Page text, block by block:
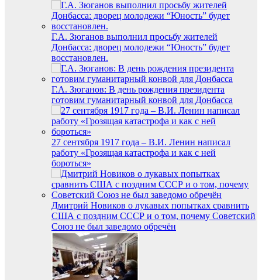
Г.А. Зюганов выполнил просьбу жителей
Донбасса: дворец молодежи “Юность” будет
восстановлен.
Г.А. Зюганов: В день рождения президента
готовим гуманитарный конвой для Донбасса
27 сентября 1917 года – В.И. Ленин написал
работу «Грозящая катастрофа и как с ней
бороться»
Дмитрий Новиков о лукавых попытках сравнить
США с поздним СССР и о том, почему Советский
Союз не был заведомо обречён